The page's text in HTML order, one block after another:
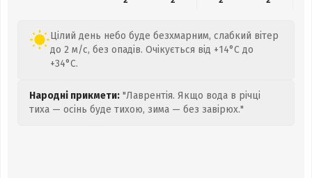
Цілий день небо буде безхмарним, слабкий вітер
до 2 м/с, без опадів. Очікується від +14°C до
+34°C.
Народні прикмети: "Лаврентія. Якщо вода в річці
тиха — осінь буде тихою, зима — без завірюх."